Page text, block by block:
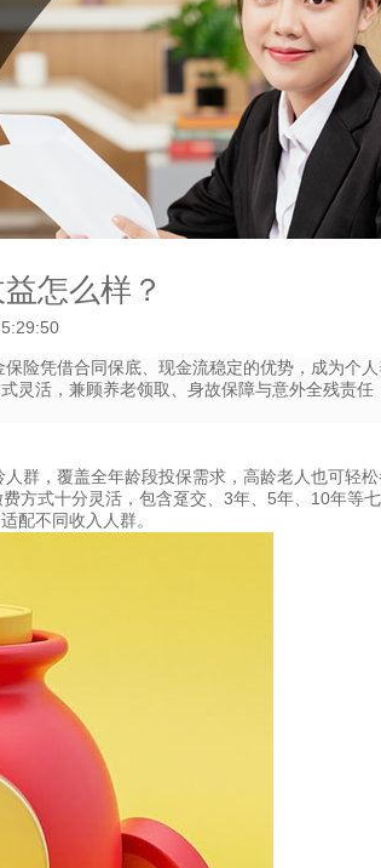
怎么样？
险凭借合同保底、现金流稳定的优势，成为个
灵活，兼顾养老领取、身故保障与意外全残责任
群，覆盖全年龄段投保需求，高龄老人也可轻松
方式十分灵活，包含趸交、3年、5年、10年等
配不同收入人群。